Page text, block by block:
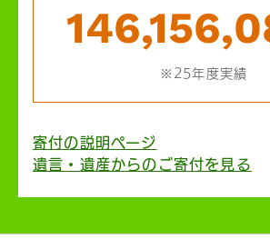
※25年度実績
寄付の説明ページ
遺言・遺産からのご寄付を見る